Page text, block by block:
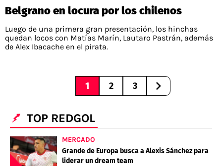
Belgrano en locura por los chilenos
Luego de una primera gran presentación, los hinchas
quedan locos con Matías Marín, Lautaro Pastrán, además
de Alex Ibacache en el pirata.
1 2 3
TOP REDGOL
MERCADO
Grande de Europa busca a Alexis Sánchez para
liderar un dream team